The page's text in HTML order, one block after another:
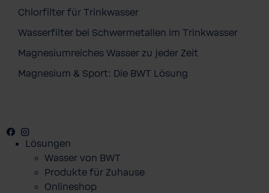
Chlorfilter für Trinkwasser
Wasserfilter bei Schwermetallen im Trinkwasser
Magnesiumreiches Wasser zu jeder Zeit
Magnesium & Sport: Die BWT Lösung
Facebook
Youtube
Lösungen
Wasser von BWT
Produkte für Zuhause
Onlineshop